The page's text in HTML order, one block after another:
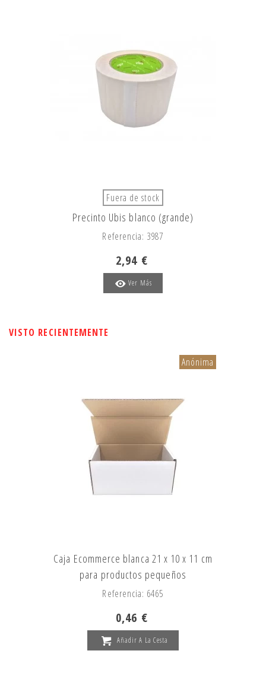
Fuera de stock
Precinto Ubis blanco (grande)
Referencia: 3987
2,94 €
Ver Más
VISTO RECIENTEMENTE
Anónima
Caja Ecommerce blanca 21 x 10 x 11 cm
para productos pequeños
Referencia: 6465
0,46 €
Añadir A La Cesta